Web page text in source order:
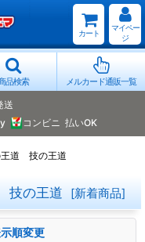
カート
マイペー
ジ
品検索 メルカード通販一覧
送
コンビニ 払いOK
王道 技の王道
技の王道 [新着商品]
順変更